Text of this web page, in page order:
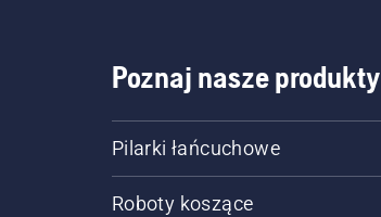
Poznaj nasze produkty
Pilarki łańcuchowe
Roboty koszące